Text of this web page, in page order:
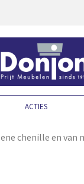
ACTIES
chenille en